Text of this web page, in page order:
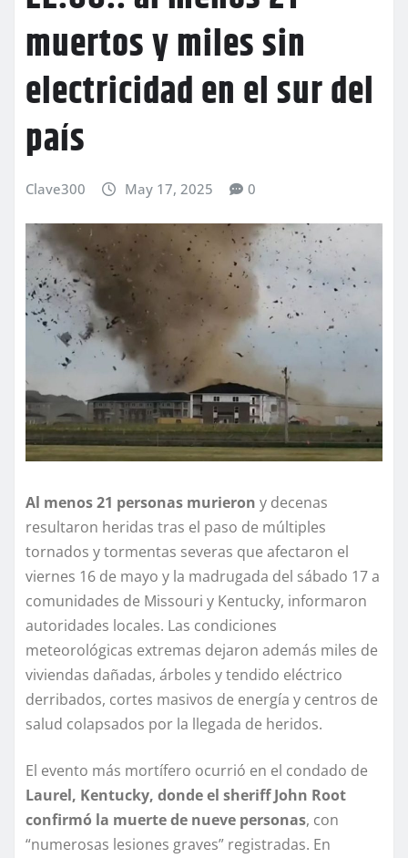
muertos y miles sin
electricidad en el sur del
país
Clave300 May 17, 2025 0
Al menos 21 personas murieron y decenas
resultaron heridas tras el paso de múltiples
tornados y tormentas severas que afectaron el
viernes 16 de mayo y la madrugada del sábado 17 a
comunidades de Missouri y Kentucky, informaron
autoridades locales. Las condiciones
meteorológicas extremas dejaron además miles de
viviendas dañadas, árboles y tendido eléctrico
derribados, cortes masivos de energía y centros de
salud colapsados por la llegada de heridos.
El evento más mortífero ocurrió en el condado de
Laurel, Kentucky, donde el sheriff John Root
confirmó la muerte de nueve personas, con
“numerosas lesiones graves” registradas. En